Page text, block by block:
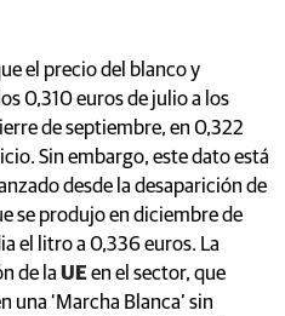
el precio del blanco y
0,310 euros de julio a los
de septiembre, en 0,322
Sin embargo, este dato está
desde la desaparición de
se produjo en diciembre de
el litro a 0,336 euros. La
de la UEen el sector, que
una ‘Marcha Blanca’ sin